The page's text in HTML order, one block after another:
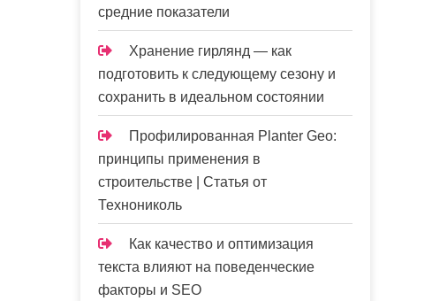
средние показатели
Хранение гирлянд — как
подготовить к следующему сезону и
сохранить в идеальном состоянии
Профилированная Planter Geo:
принципы применения в
строительстве | Статья от
Технониколь
Как качество и оптимизация
текста влияют на поведенческие
факторы и SEO